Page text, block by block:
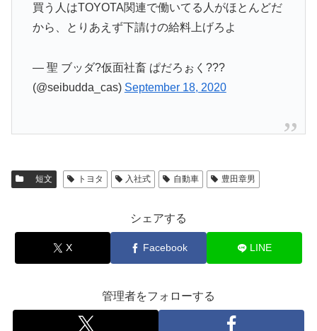
買う人はTOYOTA関連で働いてる人がほとんどだ
から、とりあえず下請けの給料上げろよ
— 聖 ブッダ?仮面社畜 ぱだろぉく???
(@seibudda_cas) September 18, 2020
短文 トヨタ 入社式 自動車 豊田章男
シェアする
X Facebook LINE
管理者をフォローする